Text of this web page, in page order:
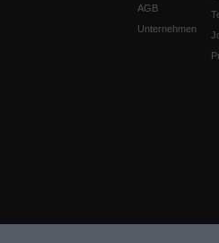
AGB
Unternehmen